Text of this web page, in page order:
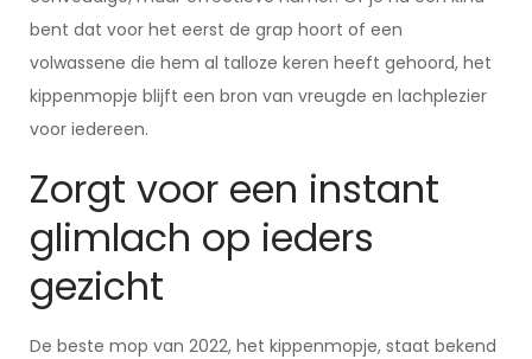
bent dat voor het eerst de grap hoort of een
volwassene die hem al talloze keren heeft gehoord, het
kippenmopje blijft een bron van vreugde en lachplezier
voor iedereen.
Zorgt voor een instant
glimlach op ieders
gezicht
De beste mop van 2022, het kippenmopje, staat bekend